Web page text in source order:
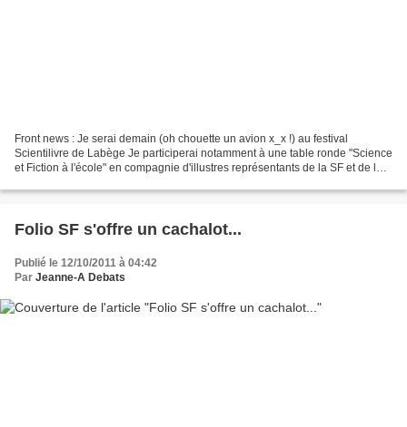
Front news : Je serai demain (oh chouette un avion x_x !) au festival
Scientilivre de Labège Je participerai notamment à une table ronde "Science
et Fiction à l'école" en compagnie d'illustres représentants de la SF et de la
Folio SF s'offre un cachalot...
Publié le 12/10/2011 à 04:42
Par Jeanne-A Debats